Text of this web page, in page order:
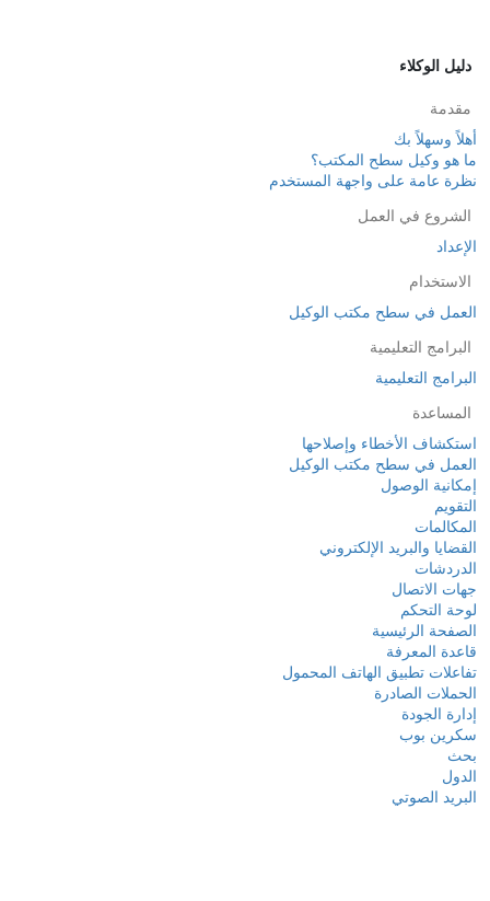
دليل الوكلاء
مقدمة
أهلاً وسهلاً بك
ما هو وكيل سطح المكتب؟
نظرة عامة على واجهة المستخدم
الشروع في العمل
الإعداد
الاستخدام
العمل في سطح مكتب الوكيل
البرامج التعليمية
البرامج التعليمية
المساعدة
استكشاف الأخطاء وإصلاحها
العمل في سطح مكتب الوكيل
إمكانية الوصول
التقويم
المكالمات
القضايا والبريد الإلكتروني
الدردشات
جهات الاتصال
لوحة التحكم
الصفحة الرئيسية
قاعدة المعرفة
تفاعلات تطبيق الهاتف المحمول
الحملات الصادرة
إدارة الجودة
سكرين بوب
بحث
الدول
البريد الصوتي